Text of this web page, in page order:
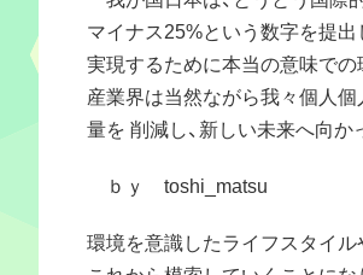
マイナス25%という数字を提
実現するために本当の意味での
産業界は当然ながら我々個人
量を 削減し、新しい未来へ向
ｂｙ toshi_matsu
環境を意識したライフスタイ